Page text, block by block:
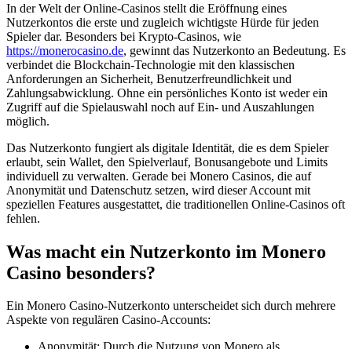
In der Welt der Online-Casinos stellt die Eröffnung eines
Nutzerkontos die erste und zugleich wichtigste Hürde für jeden
Spieler dar. Besonders bei Krypto-Casinos, wie
https://monerocasino.de, gewinnt das Nutzerkonto an Bedeutung. Es
verbindet die Blockchain-Technologie mit den klassischen
Anforderungen an Sicherheit, Benutzerfreundlichkeit und
Zahlungsabwicklung. Ohne ein persönliches Konto ist weder ein
Zugriff auf die Spielauswahl noch auf Ein- und Auszahlungen
möglich.
Das Nutzerkonto fungiert als digitale Identität, die es dem Spieler
erlaubt, sein Wallet, den Spielverlauf, Bonusangebote und Limits
individuell zu verwalten. Gerade bei Monero Casinos, die auf
Anonymität und Datenschutz setzen, wird dieser Account mit
speziellen Features ausgestattet, die traditionellen Online-Casinos oft
fehlen.
Was macht ein Nutzerkonto im Monero
Casino besonders?
Ein Monero Casino-Nutzerkonto unterscheidet sich durch mehrere
Aspekte von regulären Casino-Accounts: